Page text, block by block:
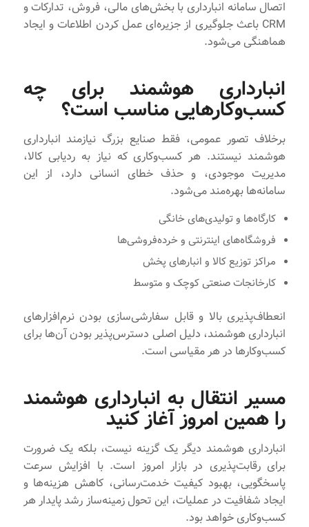
اتصال سامانه انبارداری با بخش‌های مالی، فروش، تدارکات و
CRM باعث جلوگیری از جزیره‌ای عمل کردن اطلاعات و ایجاد
هماهنگی می‌شود.
انبارداری هوشمند برای چه
کسب‌وکارهایی مناسب است؟
برخلاف تصور عمومی، فقط صنایع بزرگ نیازمند انبارداری
هوشمند نیستند. هر کسب‌وکاری که نیاز به ردیابی کالا،
مدیریت موجودی، و حذف خطای انسانی دارد، از این
سامانه‌ها بهره‌مند می‌شود.
کارگاه‌ها و تولیدی‌های خانگی
فروشگاه‌های اینترنتی و خرده‌فروشی‌ها
مراکز توزیع کالا و انبارهای پخش
کارخانجات صنعتی کوچک و متوسط
انعطاف‌پذیری بالا و قابل ‌سفارشی‌سازی بودن نرم‌افزارهای
انبارداری هوشمند، دلیل اصلی دسترس‌پذیر بودن آن‌ها برای
کسب‌وکارها در هر مقیاسی است.
مسیر انتقال به انبارداری هوشمند
را همین امروز آغاز کنید
انبارداری هوشمند دیگر یک گزینه نیست، بلکه یک ضرورت
برای رقابت‌پذیری در بازار امروز است. با افزایش سرعت
پاسخگویی، بهبود کیفیت خدمت‌رسانی، کاهش هزینه‌ها و
ایجاد شفافیت در عملیات، این تحول زمینه‌ساز رشد پایدار هر
کسب‌وکاری خواهد بود.